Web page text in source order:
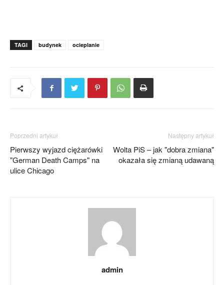
TAGI budynek ocieplanie
Poprzedni artykuł
Pierwszy wyjazd ciężarówki
"German Death Camps" na
ulice Chicago
Następny artykuł
Wolta PiS – jak "dobra zmiana"
okazała się zmianą udawaną
admin